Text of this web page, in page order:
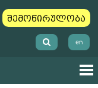
შემოწირულობა
en